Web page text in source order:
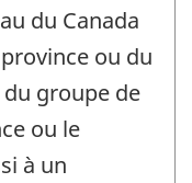
du Canada
ou du
groupe de
ou le
à un